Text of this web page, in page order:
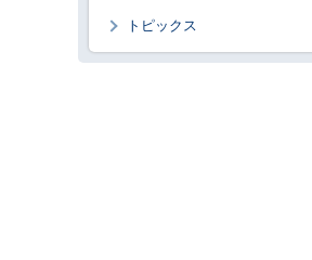
トピックス